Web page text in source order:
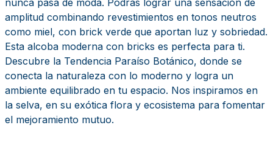
amplitud combinando revestimientos en tonos neutros
como miel, con brick verde que aportan luz y sobriedad.
Esta alcoba moderna con bricks es perfecta para ti.
Descubre la Tendencia Paraíso Botánico, donde se
conecta la naturaleza con lo moderno y logra un
ambiente equilibrado en tu espacio. Nos inspiramos en
la selva, en su exótica flora y ecosistema para fomentar
el mejoramiento mutuo.